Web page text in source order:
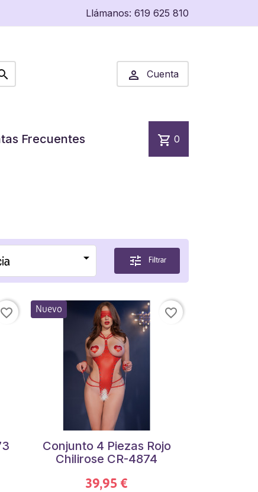
Llámanos: 619 625 810
 Cuenta
Frecuentes shopping_cart 0
 tune Filtrar
favorite_border Nuevo
Conjunto 4 Piezas Rojo
Chilirose CR-4874
39,95 €
favorite_border